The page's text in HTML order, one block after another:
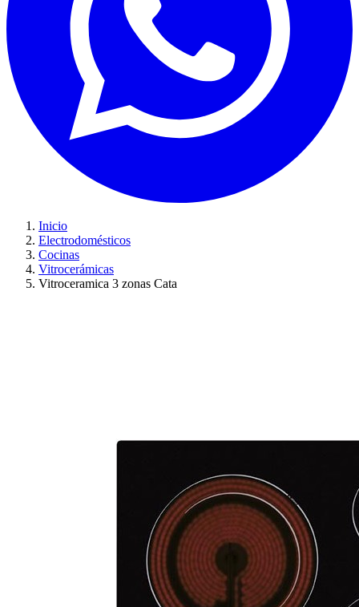
Inicio
Electrodomésticos
Cocinas
Vitrocerámicas
Vitroceramica 3 zonas Cata